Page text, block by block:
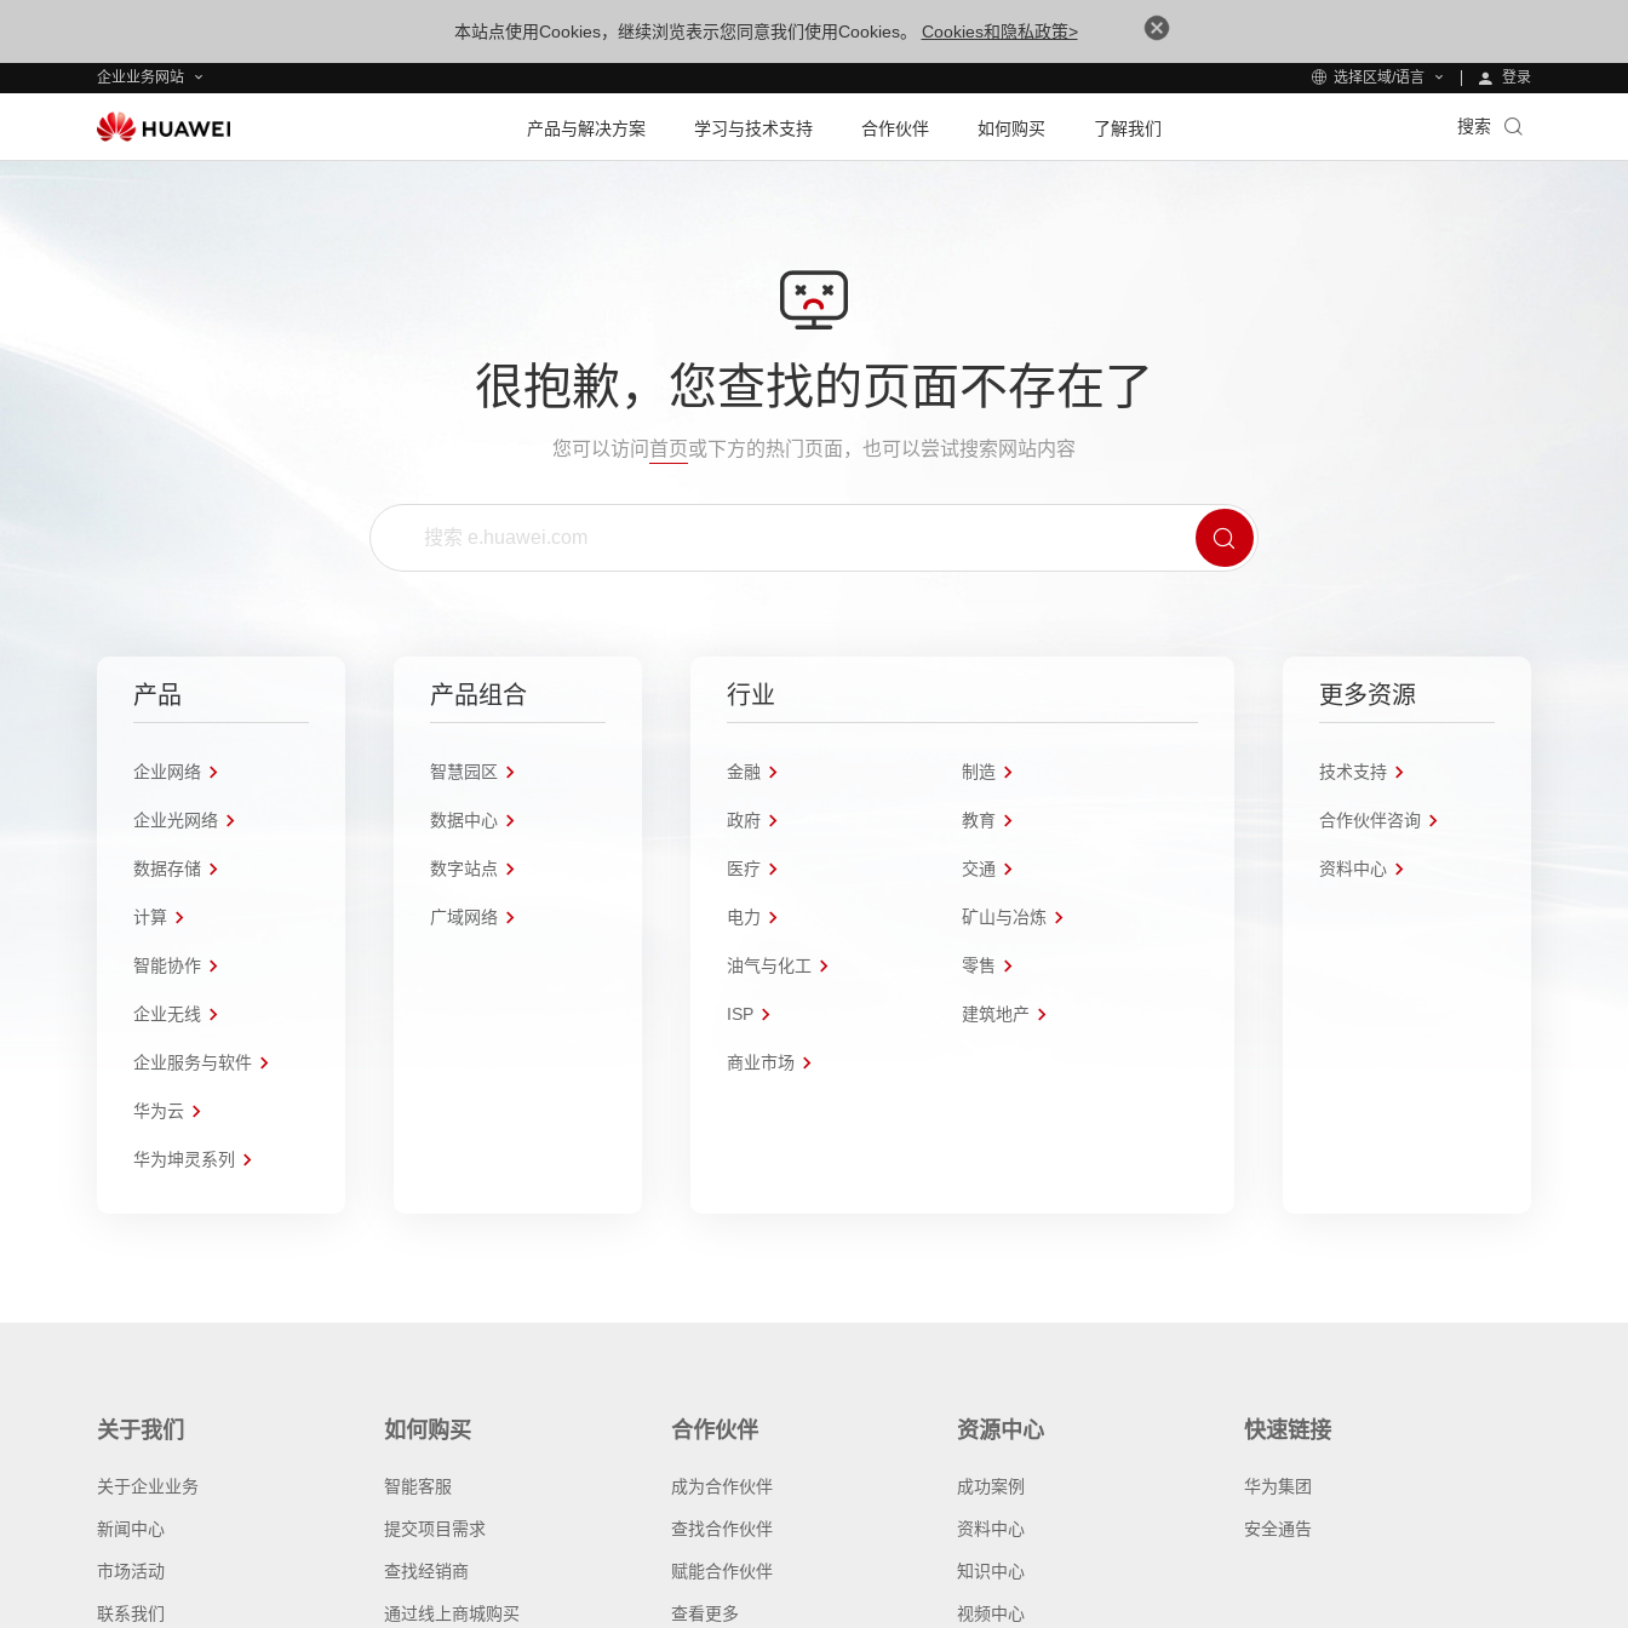
本站点使用Cookies，继续浏览表示您同意我们使用Cookies。 Cookies和隐私政策>
企业业务网站 选择区域/语言 登录
产品与解决方案 学习与技术支持 合作伙伴 如何购买 了解我们 搜索
很抱歉，您查找的页面不存在了
您可以访问 首页或下方的热门页面，也可以尝试搜索网站内容
产品
企业网络
企业光网络
数据存储
计算
智能协作
企业无线
企业服务与软件
华为云
华为坤灵系列
产品组合
智慧园区
数据中心
数字站点
广域网络
行业
金融 制造
政府 教育
医疗 交通
电力 矿山与冶炼
油气与化工 零售
ISP 建筑地产
商业市场
更多资源
技术支持
合作伙伴咨询
资料中心
关于我们
关于企业业务
新闻中心
市场活动
联系我们
如何购买
智能客服
提交项目需求
查找经销商
通过线上商城购买
合作伙伴
成为合作伙伴
查找合作伙伴
赋能合作伙伴
查看更多
资源中心
成功案例
资料中心
知识中心
视频中心
快速链接
华为集团
安全通告